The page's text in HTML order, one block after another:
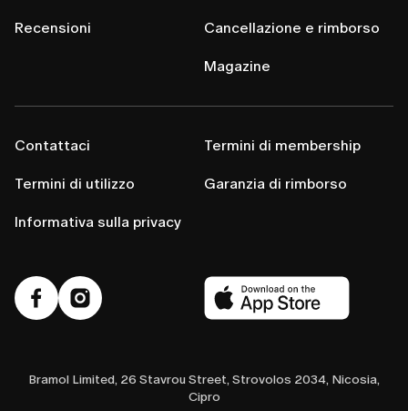
Recensioni Cancellazione e rimborso
Magazine
Contattaci
Termini di utilizzo
Informativa sulla privacy
Termini di membership
Garanzia di rimborso
Bramol Limited, 26 Stavrou Street, Strovolos 2034, Nicosia,
Cipro